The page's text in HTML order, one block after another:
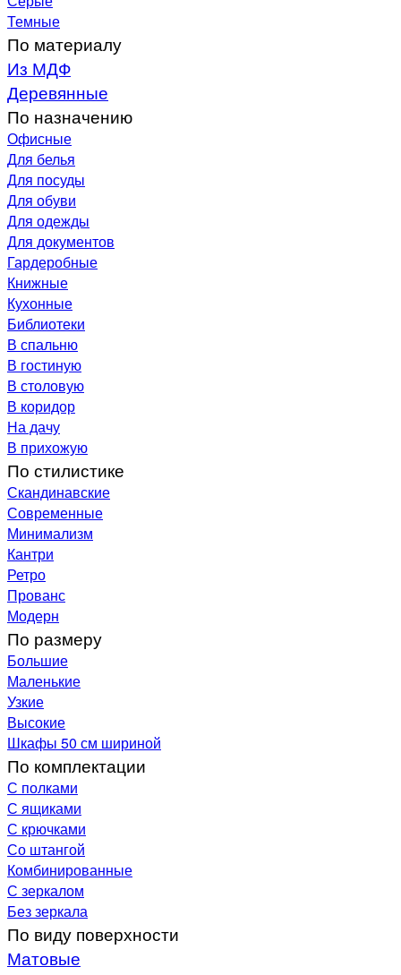
Темные
По материалу
Из МДФ
Деревянные
По назначению
Офисные
Для белья
Для посуды
Для обуви
Для одежды
Для документов
Гардеробные
Книжные
Кухонные
Библиотеки
В спальню
В гостиную
В столовую
В коридор
На дачу
В прихожую
По стилистике
Скандинавские
Современные
Минимализм
Кантри
Ретро
Прованс
Модерн
По размеру
Большие
Маленькие
Узкие
Высокие
Шкафы 50 см шириной
По комплектации
С полками
С ящиками
С крючками
Со штангой
Комбинированные
С зеркалом
Без зеркала
По виду поверхности
Матовые